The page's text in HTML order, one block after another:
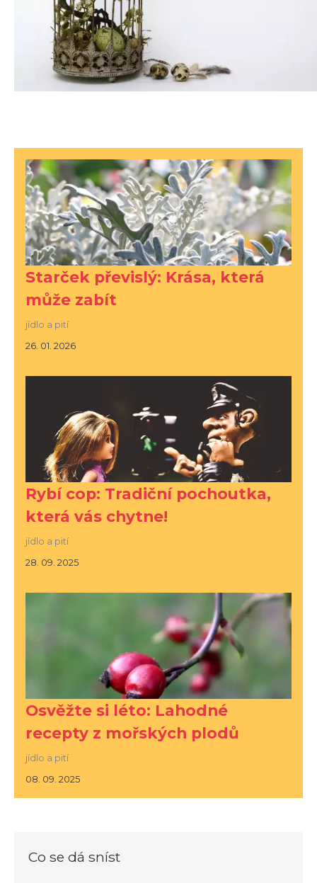
Starček převislý: Krása, která
může zabít
jídlo a pití
26. 01. 2026
Rybí cop: Tradiční pochoutka,
která vás chytne!
jídlo a pití
28. 09. 2025
Osvěžte si léto: Lahodné
recepty z mořských plodů
jídlo a pití
08. 09. 2025
Co se dá sníst